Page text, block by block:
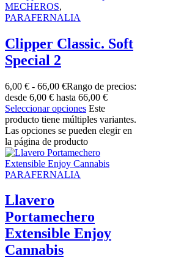
MECHEROS,
PARAFERNALIA
Clipper Classic. Soft
Special 2
6,00 € - 66,00 €Rango de precios:
desde 6,00 € hasta 66,00 €
Seleccionar opciones Este
producto tiene múltiples variantes.
Las opciones se pueden elegir en
la página de producto
PARAFERNALIA
Llavero
Portamechero
Extensible Enjoy
Cannabis